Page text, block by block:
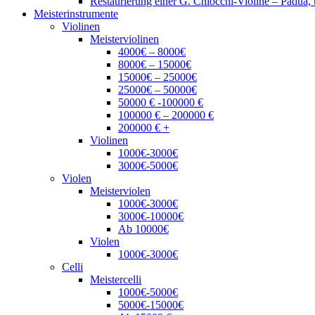
Meisterinstrumente
Violinen
Meisterviolinen
4000€ – 8000€
8000€ – 15000€
15000€ – 25000€
25000€ – 50000€
50000 € -100000 €
100000 € – 200000 €
200000 € +
Violinen
1000€-3000€
3000€-5000€
Violen
Meisterviolen
1000€-3000€
3000€-10000€
Ab 10000€
Violen
1000€-3000€
Celli
Meistercelli
1000€-5000€
5000€-15000€